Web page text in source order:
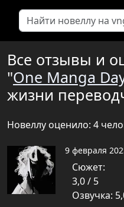
Все отзывы и
"One Manga
жизни
Новеллу оценило: 4
9 февраля
Сюжет:
3,0 / 5
Озвучка: